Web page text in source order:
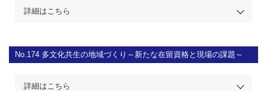
詳細はこちら
No.174 多文化共生の地域づくり～新たな在留資格と現場の課題～
詳細はこちら